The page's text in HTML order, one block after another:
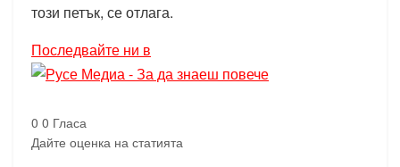
този петък, се отлага.
Последвайте ни в
0 0 Гласа
Дайте оценка на статията